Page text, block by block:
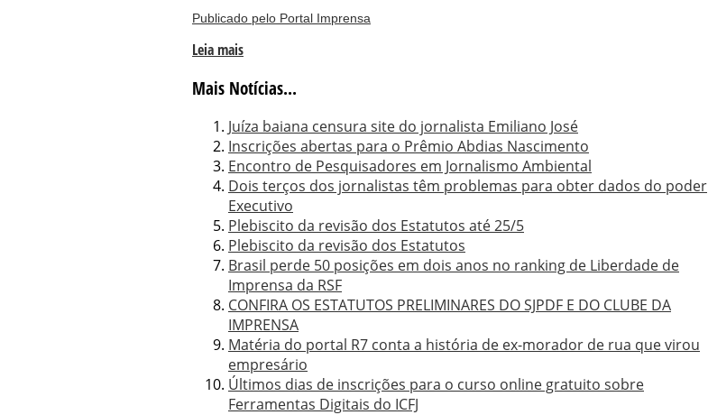
Publicado pelo Portal Imprensa
Leia mais
Mais Notícias...
Juíza baiana censura site do jornalista Emiliano José
Inscrições abertas para o Prêmio Abdias Nascimento
Encontro de Pesquisadores em Jornalismo Ambiental
Dois terços dos jornalistas têm problemas para obter dados do poder
Executivo
Plebiscito da revisão dos Estatutos até 25/5
Plebiscito da revisão dos Estatutos
Brasil perde 50 posições em dois anos no ranking de Liberdade de
Imprensa da RSF
CONFIRA OS ESTATUTOS PRELIMINARES DO SJPDF E DO CLUBE DA
IMPRENSA
Matéria do portal R7 conta a história de ex-morador de rua que virou
empresário
Últimos dias de inscrições para o curso online gratuito sobre
Ferramentas Digitais do ICFJ